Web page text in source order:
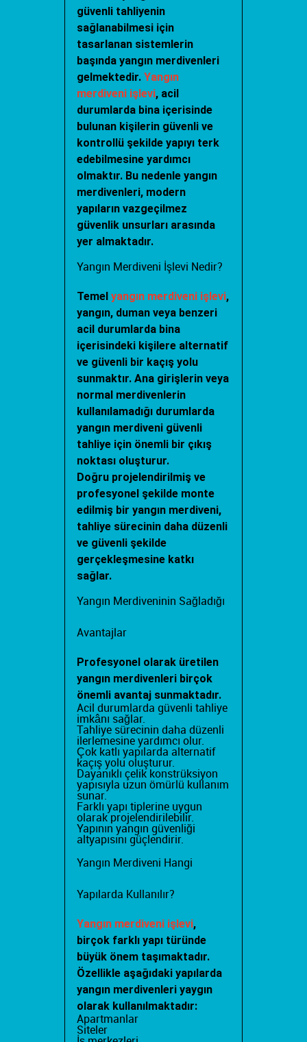
güvenli tahliyenin
sağlanabilmesi için
tasarlanan sistemlerin
başında yangın merdivenleri
gelmektedir. Yangın
merdiveni işlevi, acil
durumlarda bina içerisinde
bulunan kişilerin güvenli ve
kontrollü şekilde yapıyı terk
edebilmesine yardımcı
olmaktır. Bu nedenle yangın
merdivenleri, modern
yapıların vazgeçilmez
güvenlik unsurları arasında
yer almaktadır.
Yangın Merdiveni İşlevi Nedir?
Temel yangın merdiveni işlevi,
yangın, duman veya benzeri
acil durumlarda bina
içerisindeki kişilere alternatif
ve güvenli bir kaçış yolu
sunmaktır. Ana girişlerin veya
normal merdivenlerin
kullanılamadığı durumlarda
yangın merdiveni güvenli
tahliye için önemli bir çıkış
noktası oluşturur.
Doğru projelendirilmiş ve
profesyonel şekilde monte
edilmiş bir yangın merdiveni,
tahliye sürecinin daha düzenli
ve güvenli şekilde
gerçekleşmesine katkı
sağlar.
Yangın Merdiveninin Sağladığı
Avantajlar
Profesyonel olarak üretilen
yangın merdivenleri birçok
önemli avantaj sunmaktadır.
Acil durumlarda güvenli tahliye
imkânı sağlar.
Tahliye sürecinin daha düzenli
ilerlemesine yardımcı olur.
Çok katlı yapılarda alternatif
kaçış yolu oluşturur.
Dayanıklı çelik konstrüksiyon
yapısıyla uzun ömürlü kullanım
sunar.
Farklı yapı tiplerine uygun
olarak projelendirilebilir.
Yapının yangın güvenliği
altyapısını güçlendirir.
Yangın Merdiveni Hangi
Yapılarda Kullanılır?
Yangın merdiveni işlevi,
birçok farklı yapı türünde
büyük önem taşımaktadır.
Özellikle aşağıdaki yapılarda
yangın merdivenleri yaygın
olarak kullanılmaktadır:
Apartmanlar
Siteler